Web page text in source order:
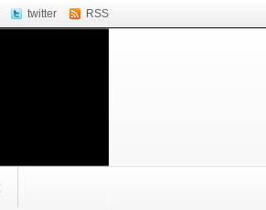
twitter RSS